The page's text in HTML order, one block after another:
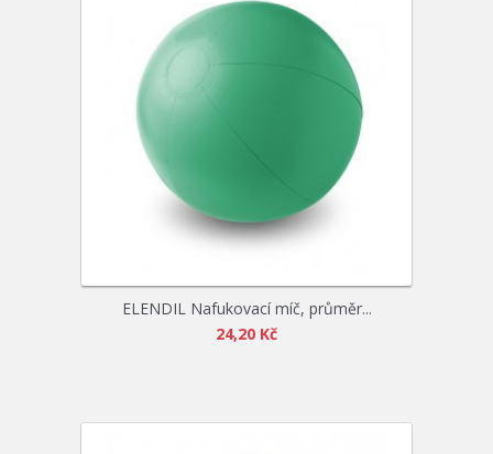
ELENDIL Nafukovací míč, průměr...
24,20 Kč